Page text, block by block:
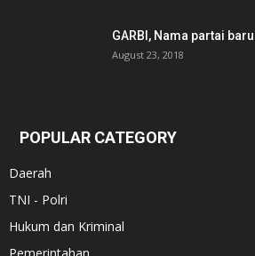
GARBI, Nama partai
August 23, 2018
POPULAR CATEGORY
Daerah
TNI - Polri
Hukum dan Kriminal